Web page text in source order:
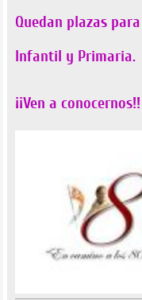
Quedan plazas
Infantil y Primaria.
¡¡Ven a conocernos!!